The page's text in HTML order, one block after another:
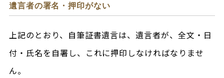
遺言者の署名・押印がない
上記のとおり、自筆証書遺言は、遺言者が、全文・日
付・氏名を自署し、これに押印しなければなりませ
ん。